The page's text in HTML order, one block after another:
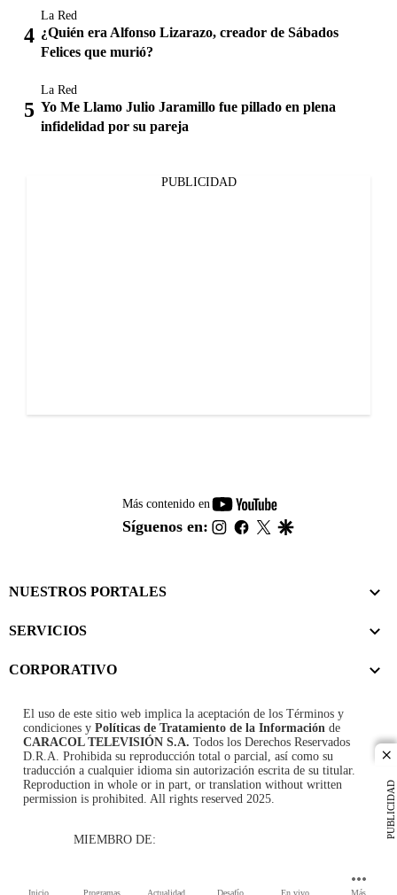
Inicio Programas Actualidad Desafío En vivo Más
PUBLICIDAD
La Red
¿Quién era Alfonso Lizarazo, creador de Sábados
Felices que murió?
La Red
Yo Me Llamo Julio Jaramillo fue pillado en plena
infidelidad por su pareja
PUBLICIDAD
Más contenido en
youtube-
footer
Síguenos en: instagram
facebook
twitter
NUESTROS PORTALES
SERVICIOS
CORPORATIVO
El uso de este sitio web implica la aceptación de los Términos y
condiciones y Políticas de Tratamiento de la Información de
CARACOL TELEVISIÓN S.A. Todos los Derechos Reservados
D.R.A. Prohibida su reproducción total o parcial, así como su
traducción a cualquier idioma sin autorización escrita de su titular.
Reproduction in whole or in part, or translation without written
permission is prohibited. All rights reserved 2025.
MIEMBRO DE: